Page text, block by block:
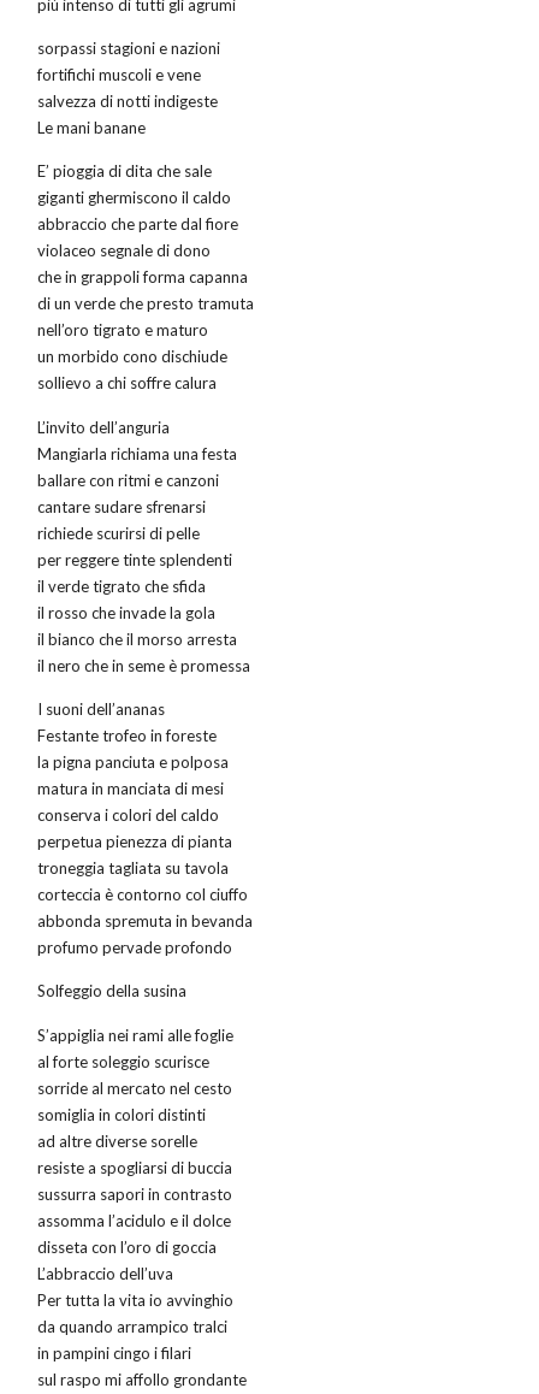
più intenso di tutti gli agrumi
sorpassi stagioni e nazioni
fortifichi muscoli e vene
salvezza di notti indigeste
Le mani banane
E’ pioggia di dita che sale
giganti ghermiscono il caldo
abbraccio che parte dal fiore
violaceo segnale di dono
che in grappoli forma capanna
di un verde che presto tramuta
nell’oro tigrato e maturo
un morbido cono dischiude
sollievo a chi soffre calura
L’invito dell’anguria
Mangiarla richiama una festa
ballare con ritmi e canzoni
cantare sudare sfrenarsi
richiede scurirsi di pelle
per reggere tinte splendenti
il verde tigrato che sfida
il rosso che invade la gola
il bianco che il morso arresta
il nero che in seme è promessa
I suoni dell’ananas
Festante trofeo in foreste
la pigna panciuta e polposa
matura in manciata di mesi
conserva i colori del caldo
perpetua pienezza di pianta
troneggia tagliata su tavola
corteccia è contorno col ciuffo
abbonda spremuta in bevanda
profumo pervade profondo
Solfeggio della susina
S’appiglia nei rami alle foglie
al forte soleggio scurisce
sorride al mercato nel cesto
somiglia in colori distinti
ad altre diverse sorelle
resiste a spogliarsi di buccia
sussurra sapori in contrasto
assomma l’acidulo e il dolce
disseta con l’oro di goccia
L’abbraccio dell’uva
Per tutta la vita io avvinghio
da quando arrampico tralci
in pampini cingo i filari
sul raspo mi affollo grondante